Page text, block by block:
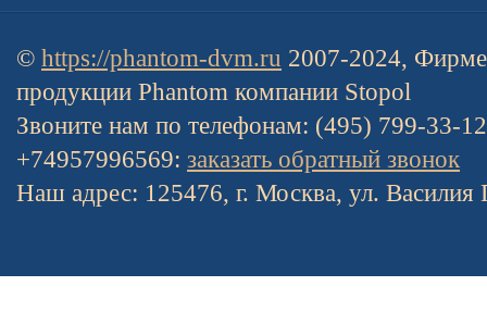
© https://phantom-dvm.ru 2007-2024,
продукции Phantom компании Stopol
Звоните нам по телефонам: (495) 799-33-
+74957996569: заказать обратный звонок
Наш адрес: 125476, г. Москва, ул. Василия